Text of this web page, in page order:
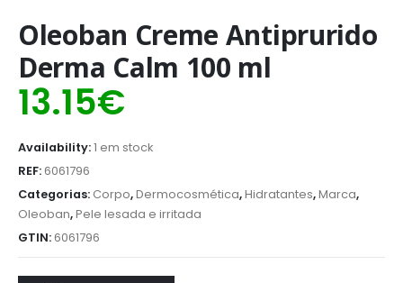
Oleoban Creme Antiprurido
Derma Calm 100 ml
13.15€
Availability:1 em stock
REF:6061796
Categorias: Corpo,Dermocosmética,Hidratantes,Marca,
Oleoban,Pele lesada e irritada
GTIN:6061796